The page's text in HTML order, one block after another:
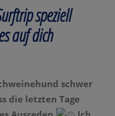
speziell
auf dich
schwer
die letzten Tage